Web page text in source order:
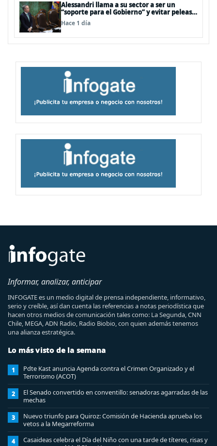
Alessandri llama a su sector a ser un
“soporte para el Gobierno” y evitar peleas
internas tras disputa Squella-Pavez
Hace 1 día
Informar, analizar, anticipar
INFOGATE es un medio digital de prensa independiente, informativo,
serio y creíble, así dan cuenta las referencias a notas periodística que
hacen otros medios de comunicación tales como: La Segunda, CNN
Chile, MEGA, ADN Radio, Radio Biobio, con quien además tenemos
una alianza estratégica.
Lo más visto de la semana
1
Pdte Kast anuncia Agenda contra el Crimen Organizado y el
Terrorismo (ACOT)
2
El Senado convertido en conventillo: senadoras agarradas de las
mechas
3
Nuevo triunfo para Quiroz: Comisión de Hacienda aprueba los
vetos a la Megarreforma
4
Casaideas celebra el Día del Niño con una tarde de títeres, risas y